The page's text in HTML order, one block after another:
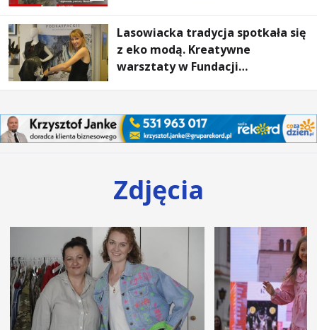
Lasowiacka tradycja spotkała się
z eko modą. Kreatywne
warsztaty w Fundacji
Zdjęcia